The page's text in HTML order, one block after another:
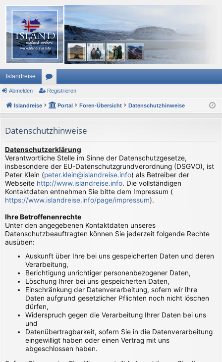
Islandreise
or
en
Abmelden Registrieren
Islandreise Portal Foren-Übersicht Datenschutzhinweise
Datenschutzhinweise
Datenschutzerklärung
Verantwortliche Stelle im Sinne der Datenschutzgesetze,
insbesondere der EU-Datenschutzgrundverordnung (DSGVO), ist
Peter Klein (peter.klein@islandreise.info) als Betreiber der
Webseite http://www.islandreise.info. Die vollständigen
Kontaktdaten entnehmen Sie bitte dem Impressum (
https://www.islandreise.info/page/impressum).
Ihre Betroffenenrechte
Unter den angegebenen Kontaktdaten unseres
Datenschutzbeauftragten können Sie jederzeit folgende Rechte
ausüben:
Auskunft über Ihre bei uns gespeicherten Daten und deren
Verarbeitung,
Berichtigung unrichtiger personenbezogener Daten,
Löschung Ihrer bei uns gespeicherten Daten,
Einschränkung der Datenverarbeitung, sofern wir Ihre
Daten aufgrund gesetzlicher Pflichten noch nicht löschen
dürfen,
Widerspruch gegen die Verarbeitung Ihrer Daten bei uns
und
Datenübertragbarkeit, sofern Sie in die Datenverarbeitung
eingewilligt haben oder einen Vertrag mit uns
abgeschlossen haben.